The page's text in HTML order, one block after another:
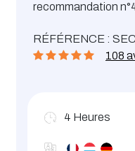
recommandation
RÉFÉRENCE :
108
4 Heures